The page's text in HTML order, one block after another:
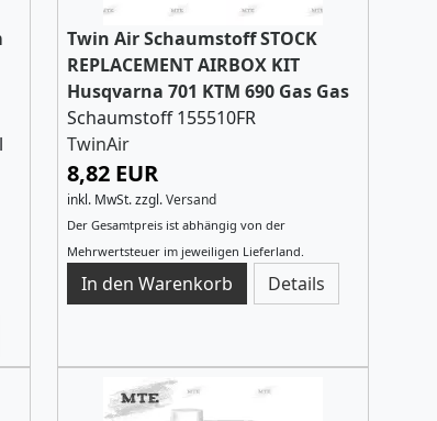
Twin Air Schaumstoff STOCK
REPLACEMENT AIRBOX KIT
Husqvarna 701 KTM 690 Gas Gas
Schaumstoff 155510FR
TwinAir
8,82 EUR
inkl. MwSt.zzgl.Versand
Der Gesamtpreis ist abhängig von der
Mehrwertsteuer im jeweiligen Lieferland.
Details